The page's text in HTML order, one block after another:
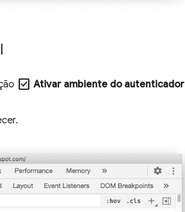
check_box Ativar ambiente do autenticador